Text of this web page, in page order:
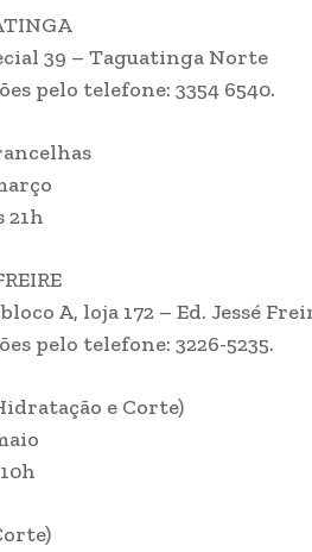
39 – Taguatinga Norte
pelo telefone: 3354 6540.
21h
bloco A, loja 172 – Ed. Jessé
pelo telefone: 3226-5235.
e Corte)